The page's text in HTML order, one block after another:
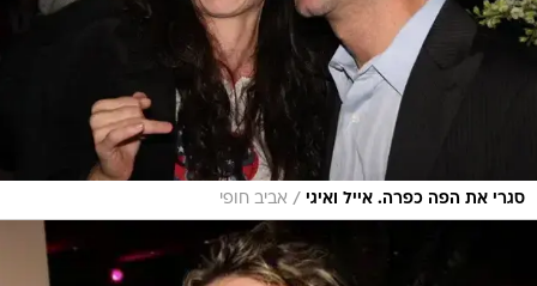
סגרי את הפה כפרה. אייל ואיגי / אביב חופי